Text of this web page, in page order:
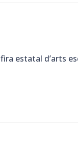
estatal d’arts